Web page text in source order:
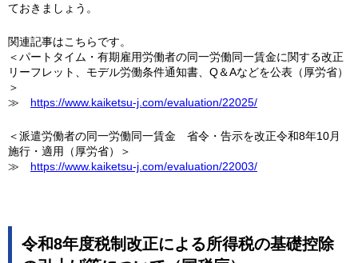
ておきましょう。
関連記事はこちらです。
＜パートタイム・有期雇用労働者の同一労働同一賃金に関する改正
リーフレット、モデル労働条件通知書、Q＆Aなどを公表（厚労省）
＞
≫ https://www.kaiketsu-j.com/evaluation/22025/
＜派遣労働者の同一労働同一賃金 省令・告示を改正令和8年10月
施行・適用（厚労省）＞
≫ https://www.kaiketsu-j.com/evaluation/22003/
令和8年度税制改正による所得税の基礎控除